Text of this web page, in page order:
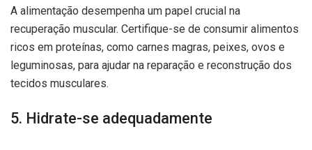
A alimentação desempenha um papel crucial na
recuperação muscular. Certifique-se de consumir alimentos
ricos em proteínas, como carnes magras, peixes, ovos e
leguminosas, para ajudar na reparação e reconstrução dos
tecidos musculares.
5. Hidrate-se adequadamente